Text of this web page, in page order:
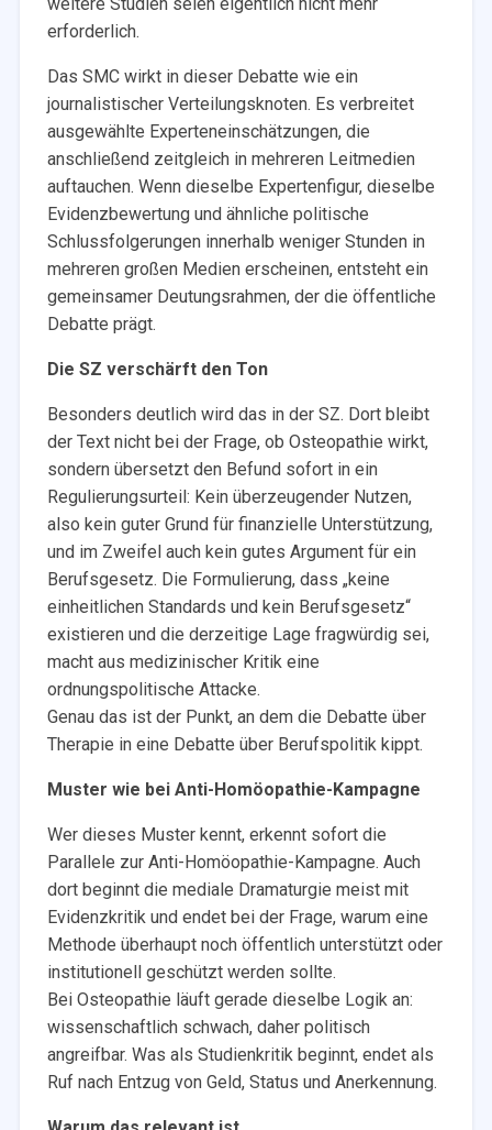
erforderlich.
Das SMC wirkt in dieser Debatte wie ein
journalistischer Verteilungsknoten. Es verbreitet
ausgewählte Experteneinschätzungen, die
anschließend zeitgleich in mehreren Leitmedien
auftauchen. Wenn dieselbe Expertenfigur, dieselbe
Evidenzbewertung und ähnliche politische
Schlussfolgerungen innerhalb weniger Stunden in
mehreren großen Medien erscheinen, entsteht ein
gemeinsamer Deutungsrahmen, der die öffentliche
Debatte prägt.
Die SZ verschärft den Ton
Besonders deutlich wird das in der SZ. Dort bleibt
der Text nicht bei der Frage, ob Osteopathie wirkt,
sondern übersetzt den Befund sofort in ein
Regulierungsurteil: Kein überzeugender Nutzen,
also kein guter Grund für finanzielle Unterstützung,
und im Zweifel auch kein gutes Argument für ein
Berufsgesetz. Die Formulierung, dass „keine
einheitlichen Standards und kein Berufsgesetz“
existieren und die derzeitige Lage fragwürdig sei,
macht aus medizinischer Kritik eine
ordnungspolitische Attacke.
Genau das ist der Punkt, an dem die Debatte über
Therapie in eine Debatte über Berufspolitik kippt.
Muster wie bei Anti-Homöopathie-Kampagne
Wer dieses Muster kennt, erkennt sofort die
Parallele zur Anti-Homöopathie-Kampagne. Auch
dort beginnt die mediale Dramaturgie meist mit
Evidenzkritik und endet bei der Frage, warum eine
Methode überhaupt noch öffentlich unterstützt oder
institutionell geschützt werden sollte.
Bei Osteopathie läuft gerade dieselbe Logik an:
wissenschaftlich schwach, daher politisch
angreifbar. Was als Studienkritik beginnt, endet als
Ruf nach Entzug von Geld, Status und Anerkennung.